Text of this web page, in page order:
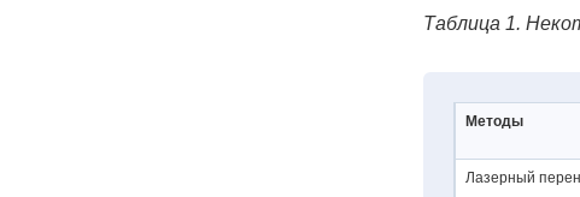
Таблица 1.
Методы
Лазерный